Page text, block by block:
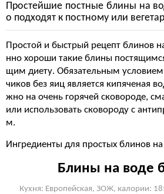
Простейшие постные блины на
о подходят к постному или
Простой и быстрый рецепт блинов
нно хороши такие блины
щим диету. Обязательным
чиков без яиц является кипяченая
жно на очень горячей сковороде,
или использовать сковороду с
м.
Ингредиенты для простых блинов
Блины на воде
Кухня: Европейская, ЗОЖ, калории: